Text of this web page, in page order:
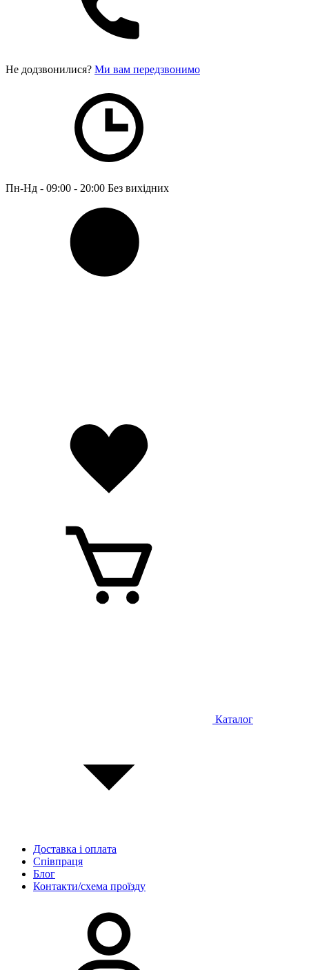
Не додзвонилися? Ми вам передзвонимо
Пн-Нд - 09:00 - 20:00 Без вихідних
Каталог
Доставка і оплата
Співпраця
Блог
Контакти/схема проїзду